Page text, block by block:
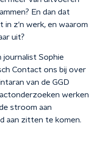
En dan dat
z'n werk, en waarom
uit?
journalist Sophie
Contact ons bij over
van de GGD
werken
stroom aan
aan zitten te komen.